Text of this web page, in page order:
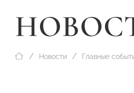
Новости Главные